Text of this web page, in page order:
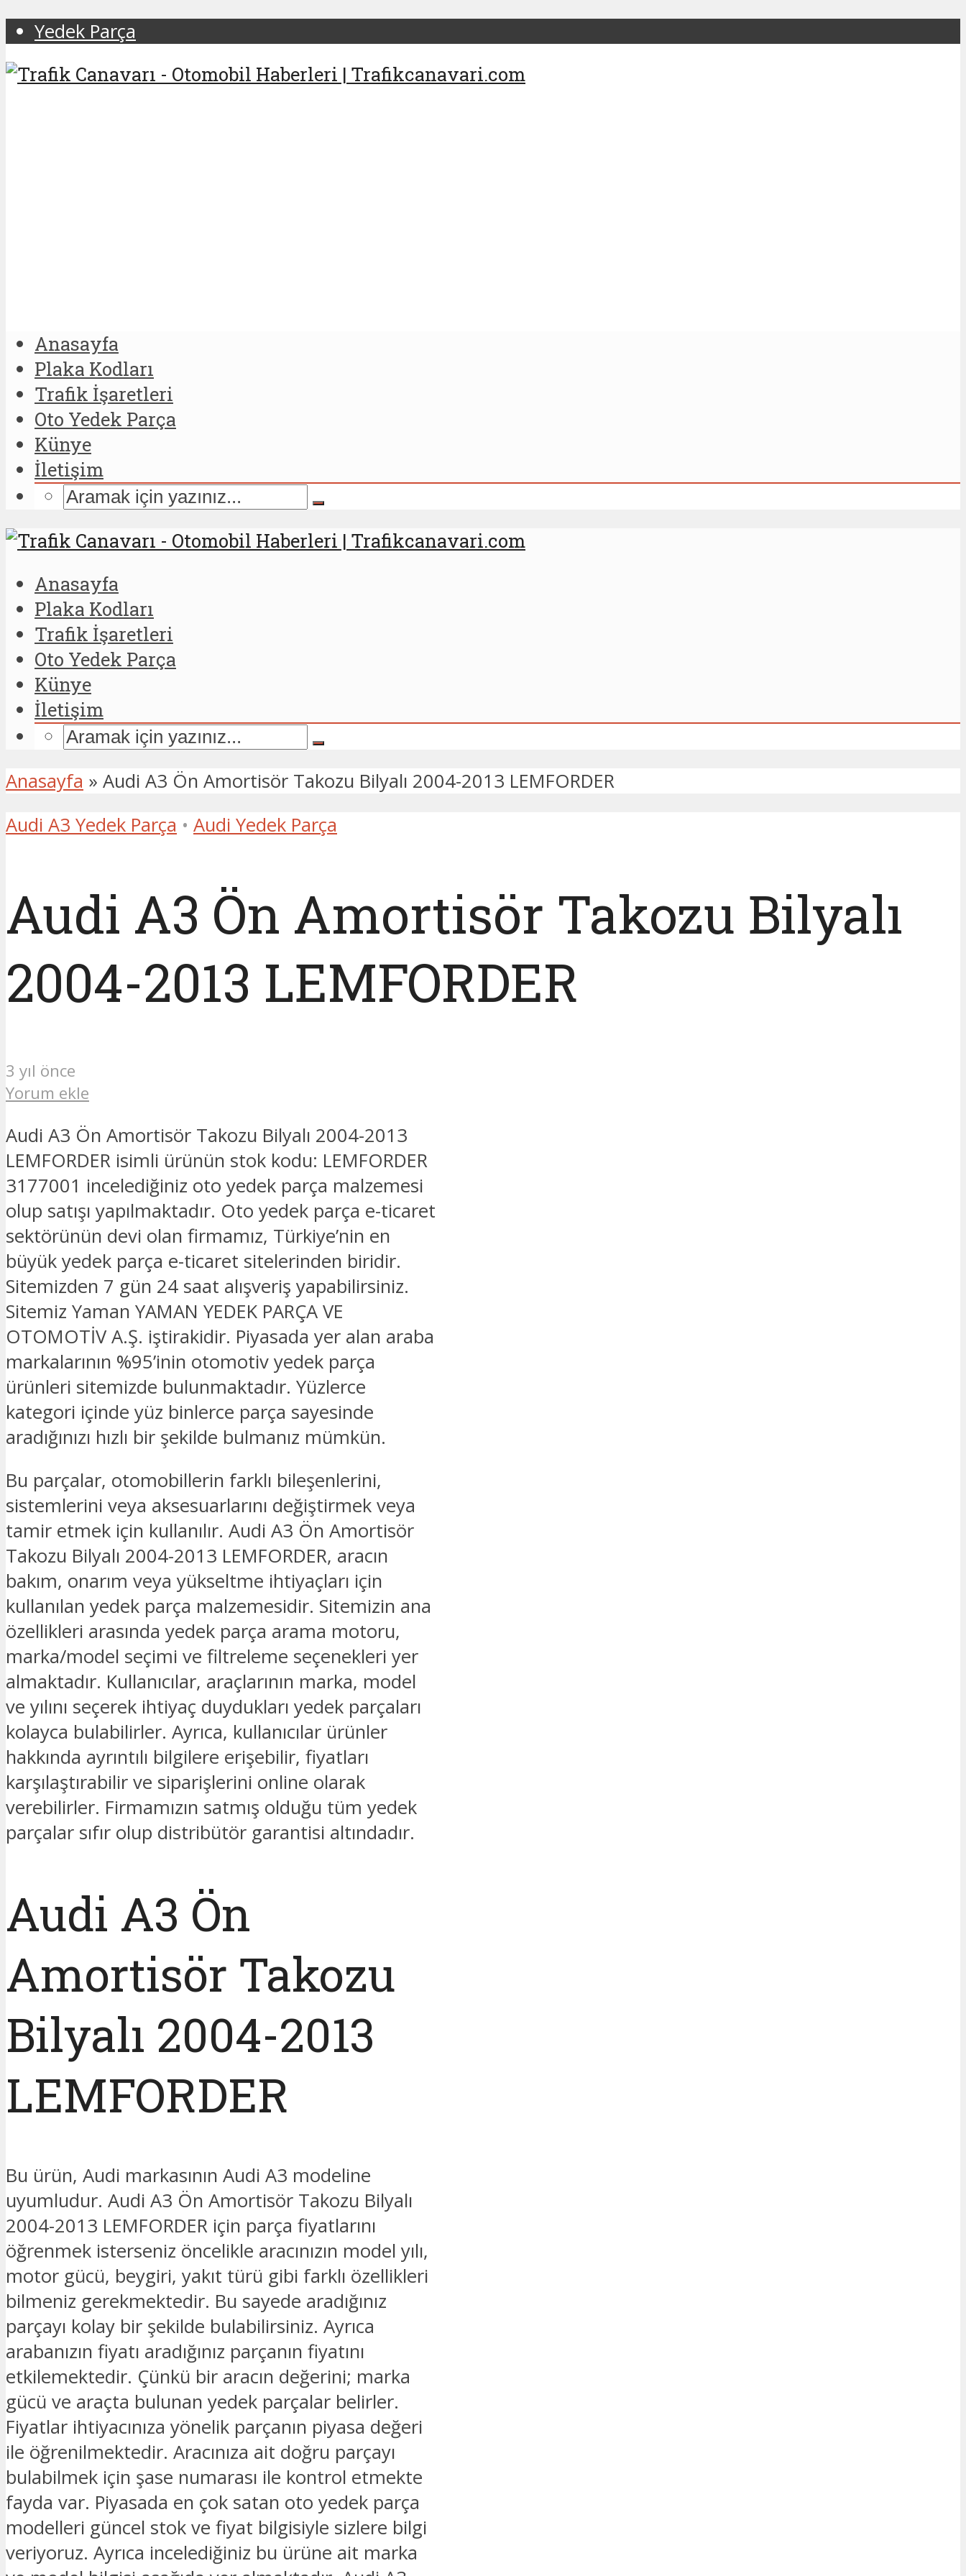
Yedek Parça
Anasayfa
Plaka Kodları
Trafik İşaretleri
Oto Yedek Parça
Künye
İletişim
Anasayfa
Plaka Kodları
Trafik İşaretleri
Oto Yedek Parça
Künye
İletişim
Anasayfa » Audi A3 Ön Amortisör Takozu Bilyalı 2004-2013 LEMFORDER
Audi A3 Yedek Parça • Audi Yedek Parça
Audi A3 Ön Amortisör Takozu Bilyalı
2004-2013 LEMFORDER
3 yıl önce
Yorum ekle
Audi A3 Ön Amortisör Takozu Bilyalı 2004-2013
LEMFORDER isimli ürünün stok kodu: LEMFORDER
3177001 incelediğiniz oto yedek parça malzemesi
olup satışı yapılmaktadır. Oto yedek parça e-ticaret
sektörünün devi olan firmamız, Türkiye’nin en
büyük yedek parça e-ticaret sitelerinden biridir.
Sitemizden 7 gün 24 saat alışveriş yapabilirsiniz.
Sitemiz Yaman YAMAN YEDEK PARÇA VE
OTOMOTİV A.Ş. iştirakidir. Piyasada yer alan araba
markalarının %95’inin otomotiv yedek parça
ürünleri sitemizde bulunmaktadır. Yüzlerce
kategori içinde yüz binlerce parça sayesinde
aradığınızı hızlı bir şekilde bulmanız mümkün.
Bu parçalar, otomobillerin farklı bileşenlerini,
sistemlerini veya aksesuarlarını değiştirmek veya
tamir etmek için kullanılır. Audi A3 Ön Amortisör
Takozu Bilyalı 2004-2013 LEMFORDER, aracın
bakım, onarım veya yükseltme ihtiyaçları için
kullanılan yedek parça malzemesidir. Sitemizin ana
özellikleri arasında yedek parça arama motoru,
marka/model seçimi ve filtreleme seçenekleri yer
almaktadır. Kullanıcılar, araçlarının marka, model
ve yılını seçerek ihtiyaç duydukları yedek parçaları
kolayca bulabilirler. Ayrıca, kullanıcılar ürünler
hakkında ayrıntılı bilgilere erişebilir, fiyatları
karşılaştırabilir ve siparişlerini online olarak
verebilirler. Firmamızın satmış olduğu tüm yedek
parçalar sıfır olup distribütör garantisi altındadır.
Audi A3 Ön
Amortisör Takozu
Bilyalı 2004-2013
LEMFORDER
Bu ürün, Audi markasının Audi A3 modeline
uyumludur. Audi A3 Ön Amortisör Takozu Bilyalı
2004-2013 LEMFORDER için parça fiyatlarını
öğrenmek isterseniz öncelikle aracınızın model yılı,
motor gücü, beygiri, yakıt türü gibi farklı özellikleri
bilmeniz gerekmektedir. Bu sayede aradığınız
parçayı kolay bir şekilde bulabilirsiniz. Ayrıca
arabanızın fiyatı aradığınız parçanın fiyatını
etkilemektedir. Çünkü bir aracın değerini; marka
gücü ve araçta bulunan yedek parçalar belirler.
Fiyatlar ihtiyacınıza yönelik parçanın piyasa değeri
ile öğrenilmektedir. Aracınıza ait doğru parçayı
bulabilmek için şase numarası ile kontrol etmekte
fayda var. Piyasada en çok satan oto yedek parça
modelleri güncel stok ve fiyat bilgisiyle sizlere bilgi
veriyoruz. Ayrıca incelediğiniz bu ürüne ait marka